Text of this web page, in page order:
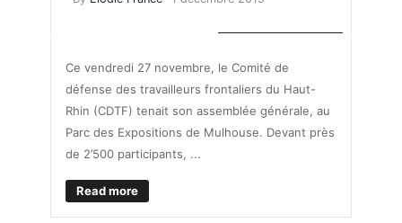
Ce vendredi 27 novembre, le Comité de
défense des travailleurs frontaliers du Haut-
Rhin (CDTF) tenait son assemblée générale, au
Parc des Expositions de Mulhouse. Devant près
de 2’500 participants, ...
Read more